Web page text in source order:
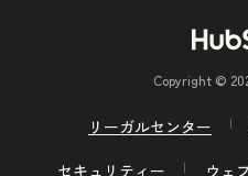
Copyright ©
リーガルセンター
セキュリティー
ウェ